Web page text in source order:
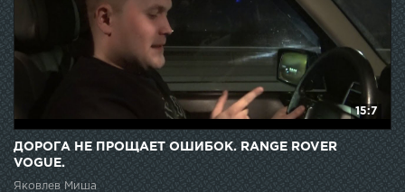
15:7
ДОРОГА НЕ ПРОЩАЕТ ОШИБОК. RANGE ROVER
VOGUE.
Яковлев Миша